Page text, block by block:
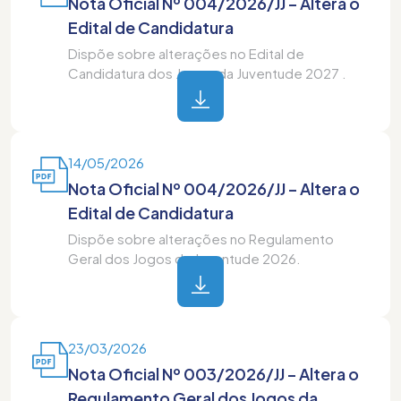
Edital de Candidatura
Dispõe sobre alterações no Edital de
Candidatura dos Jogos da Juventude 2027 .
14/05/2026
Nota Oficial Nº 004/2026/JJ – Altera o
Edital de Candidatura
Dispõe sobre alterações no Regulamento
Geral dos Jogos da Juventude 2026.
23/03/2026
Nota Oficial Nº 003/2026/JJ – Altera o